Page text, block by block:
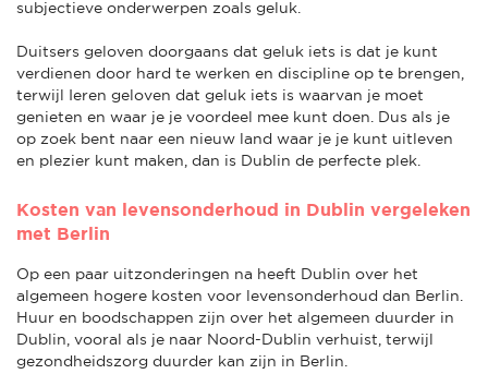
subjectieve onderwerpen zoals geluk.
Duitsers geloven doorgaans dat geluk iets is dat je kunt
verdienen door hard te werken en discipline op te brengen,
terwijl Ieren geloven dat geluk iets is waarvan je moet
genieten en waar je je voordeel mee kunt doen. Dus als je
op zoek bent naar een nieuw land waar je je kunt uitleven
en plezier kunt maken, dan is Dublin de perfecte plek.
Kosten van levensonderhoud in Dublin vergeleken
met Berlin
Op een paar uitzonderingen na heeft Dublin over het
algemeen hogere kosten voor levensonderhoud dan Berlin.
Huur en boodschappen zijn over het algemeen duurder in
Dublin, vooral als je naar Noord-Dublin verhuist, terwijl
gezondheidszorg duurder kan zijn in Berlin.